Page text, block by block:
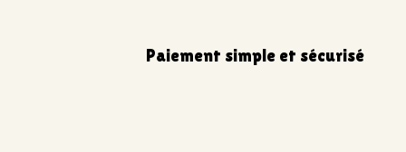
Paiement simple et sécurisé